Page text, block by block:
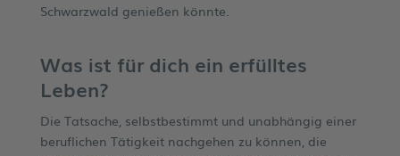
Schwarzwald genießen könnte.
Was ist für dich ein erfülltes
Leben?
Die Tatsache, selbstbestimmt und unabhängig einer
beruflichen Tätigkeit nachgehen zu können, die